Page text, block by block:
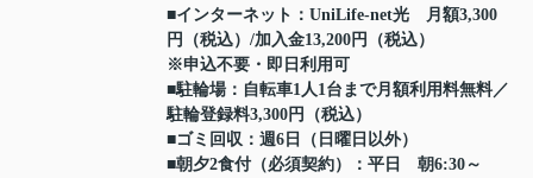
■インターネット：UniLife‐net光 月額3,300
円（税込）/加入金13,200円（税込）
※申込不要・即日利用可
■駐輪場：自転車1人1台まで月額利用料無料／
駐輪登録料3,300円（税込）
■ゴミ回収：週6日（日曜日以外）
■朝夕2食付（必須契約）：平日 朝6:30～